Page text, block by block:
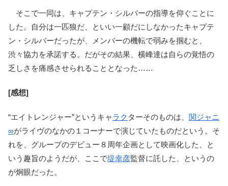
そこで一同は、キャプテン・シルバーの指導を仰ぐことに
した。自分は一匹狼だ、といい一顧だにしなかったキャプテ
ン・シルバーだったが、メンバーの機転で弱みを掴むと、
渋々協力を承諾する。だがその結果、横峰達は自らの覚悟の
乏しさを痛感させられることとなった……
[感想]
“エイトレンジャー”というキャラク ターそのものは、 関ジャニ
∞がライヴのなかの１コーナーで演じていたものだという。そ
れを、グループのデビュー８周年企画として映画化した、と
いう趣旨のようだが、ここで堤幸彦監督に託した、というの
が炯眼だった。